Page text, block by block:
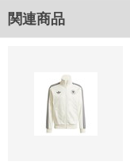
関連商品